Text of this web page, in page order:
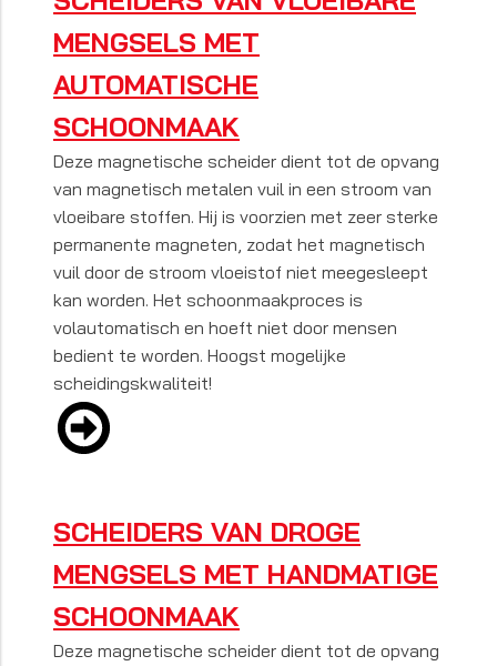
MENGSELS MET
AUTOMATISCHE
SCHOONMAAK
Deze magnetische scheider dient tot de opvang
van magnetisch metalen vuil in een stroom van
vloeibare stoffen. Hij is voorzien met zeer sterke
permanente magneten, zodat het magnetisch
vuil door de stroom vloeistof niet meegesleept
kan worden. Het schoonmaakproces is
volautomatisch en hoeft niet door mensen
bedient te worden. Hoogst mogelijke
scheidingskwaliteit!
SCHEIDERS VAN DROGE
MENGSELS MET HANDMATIGE
SCHOONMAAK
Deze magnetische scheider dient tot de opvang